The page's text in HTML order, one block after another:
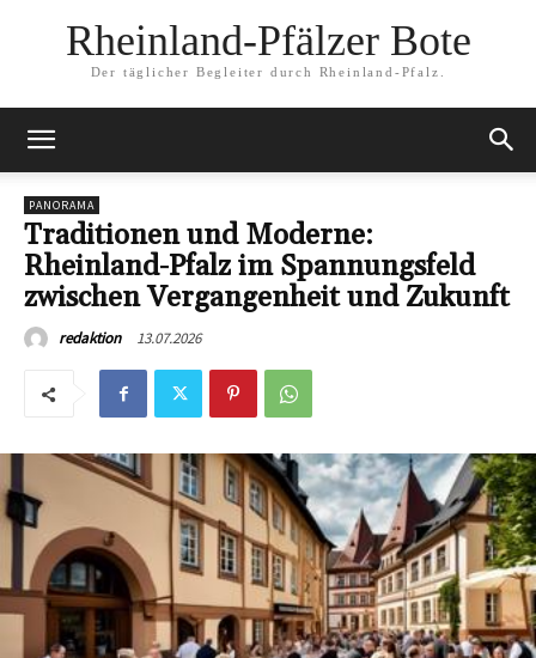
Rheinland-Pfälzer Bote
Der täglicher Begleiter durch Rheinland-Pfalz.
PANORAMA
Traditionen und Moderne:
Rheinland-Pfalz im Spannungsfeld
zwischen Vergangenheit und Zukunft
redaktion 13.07.2026